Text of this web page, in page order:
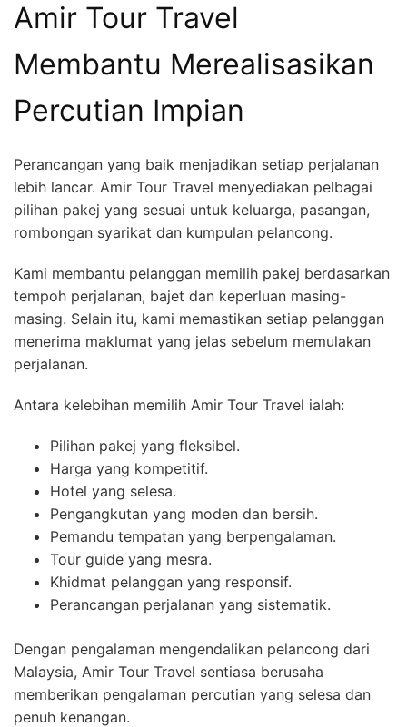
Amir Tour Travel
Membantu Merealisasikan
Percutian Impian
Perancangan yang baik menjadikan setiap perjalanan
lebih lancar. Amir Tour Travel menyediakan pelbagai
pilihan pakej yang sesuai untuk keluarga, pasangan,
rombongan syarikat dan kumpulan pelancong.
Kami membantu pelanggan memilih pakej berdasarkan
tempoh perjalanan, bajet dan keperluan masing-
masing. Selain itu, kami memastikan setiap pelanggan
menerima maklumat yang jelas sebelum memulakan
perjalanan.
Antara kelebihan memilih Amir Tour Travel ialah:
Pilihan pakej yang fleksibel.
Harga yang kompetitif.
Hotel yang selesa.
Pengangkutan yang moden dan bersih.
Pemandu tempatan yang berpengalaman.
Tour guide yang mesra.
Khidmat pelanggan yang responsif.
Perancangan perjalanan yang sistematik.
Dengan pengalaman mengendalikan pelancong dari
Malaysia, Amir Tour Travel sentiasa berusaha
memberikan pengalaman percutian yang selesa dan
penuh kenangan.